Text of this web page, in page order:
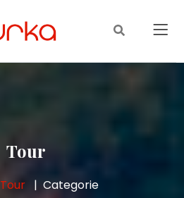
Tour
Tour Categorie